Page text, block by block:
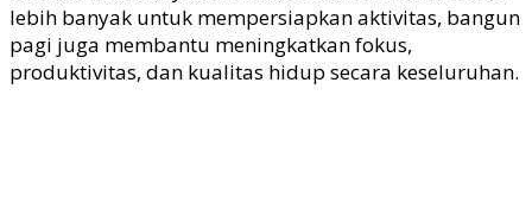
lebih banyak untuk mempersiapkan aktivitas, bangun
pagi juga membantu meningkatkan fokus,
produktivitas, dan kualitas hidup secara keseluruhan.